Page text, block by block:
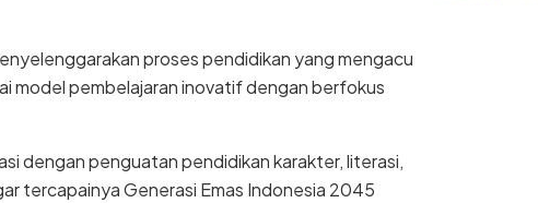
proses pendidikan yang mengacu
model pembelajaran inovatif dengan berfokus
dengan penguatan pendidikan karakter, literasi,
tercapainya Generasi Emas Indonesia 2045